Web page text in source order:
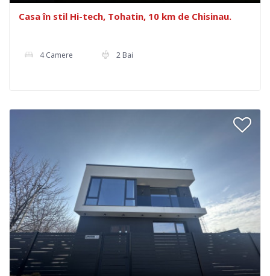
Casa în stil Hi-tech, Tohatin, 10 km de Chisinau.
4 Camere 2 Bai